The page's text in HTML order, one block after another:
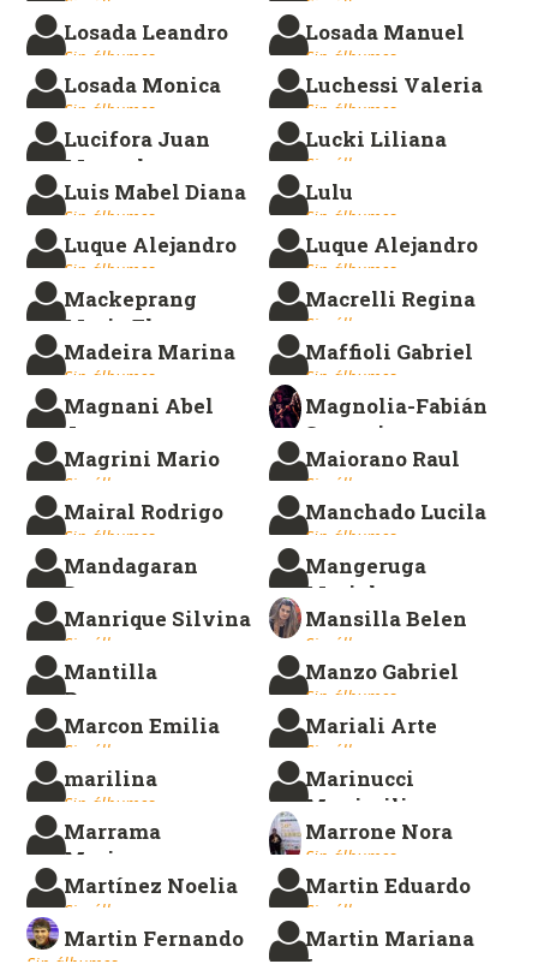
Losada Leandro
Sin álbumes.
Losada Manuel
Sin álbumes.
Losada Monica
Sin álbumes.
Luchessi Valeria
Sin álbumes.
Lucifora Juan
Manuel
Sin álbumes.
Lucki Liliana
Sin álbumes.
Luis Mabel Diana
Sin álbumes.
Lulu
Sin álbumes.
Luque Alejandro
Sin álbumes.
Luque Alejandro
Sin álbumes.
Mackeprang
Maria Elena
Sin álbumes.
Macrelli Regina
Sin álbumes.
Madeira Marina
Sin álbumes.
Maffioli Gabriel
Sin álbumes.
Magnani Abel
Jorge
Sin álbumes.
Magnolia-Fabián
Spampinato
Sin álbumes.
Magrini Mario
Sin álbumes.
Maiorano Raul
Sin álbumes.
Mairal Rodrigo
Sin álbumes.
Manchado Lucila
Sin álbumes.
Mandagaran
Dante
Sin álbumes.
Mangeruga
Mariela
Sin álbumes.
Manrique Silvina
Sin álbumes.
Mansilla Belen
Sin álbumes.
Mantilla
Rasmussen
Angela
Sin álbumes.
Manzo Gabriel
Sin álbumes.
Marcon Emilia
Sin álbumes.
Mariali Arte
Sin álbumes.
marilina
Sin álbumes.
Marinucci
Maximiliano
Sin álbumes.
Marrama
Mariano
Sin álbumes.
Marrone Nora
Sin álbumes.
Martínez Noelia
Sin álbumes.
Martin Eduardo
Sin álbumes.
Martin Fernando
Martin Mariana